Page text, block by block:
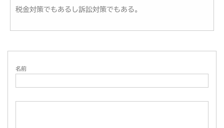
税金対策でもあるし訴訟対策でもある。
名前